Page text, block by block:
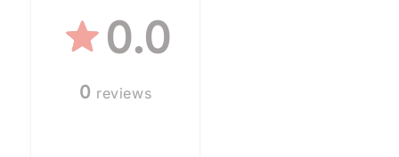
0.0
0 reviews